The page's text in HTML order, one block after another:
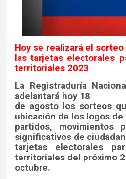
Hoy se realizará el
las tarjetas electorales
territoriales 2023
La Registraduría
adelantará hoy 18
de agosto los sorteos
ubicación de los logos de
partidos, movimientos
significativos de
tarjetas electorales
territoriales del próximo
octubre.